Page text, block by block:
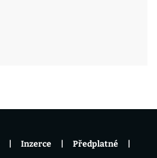
Inzerce Předplatné